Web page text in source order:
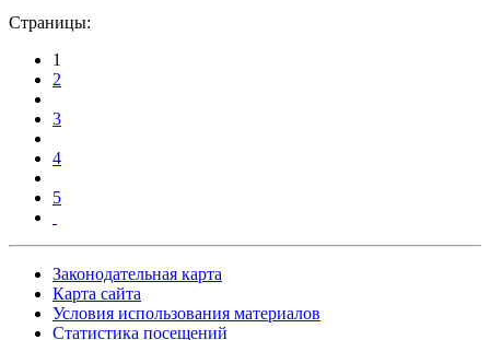
Страницы:
1
2
3
4
5
Законодательная карта
Карта сайта
Условия использования материалов
Статистика посещений